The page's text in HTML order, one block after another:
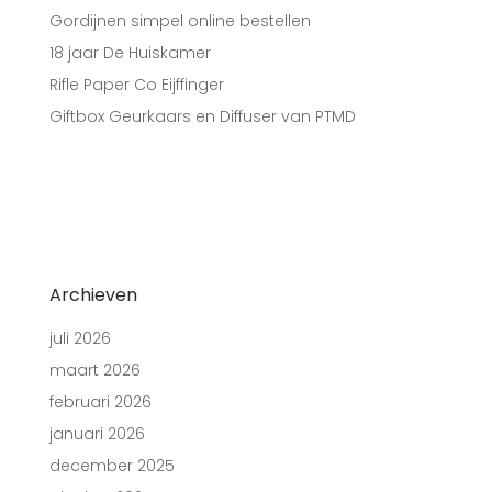
Gordijnen simpel online bestellen
18 jaar De Huiskamer
Rifle Paper Co Eijffinger
Giftbox Geurkaars en Diffuser van PTMD
Archieven
juli 2026
maart 2026
februari 2026
januari 2026
december 2025